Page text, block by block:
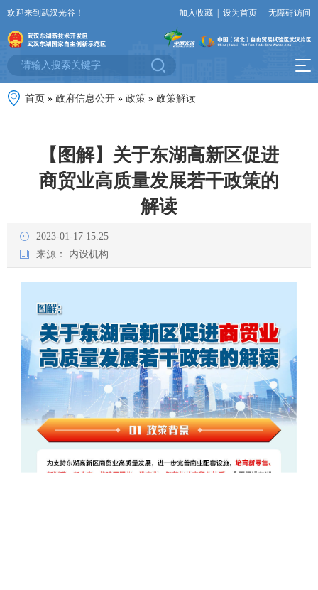
欢迎来到武汉光谷！ 加入收藏 设为首页 无障碍访问
首页 » 政府信息公开 » 政策 » 政策解读
【图解】关于东湖高新区促进
商贸业高质量发展若干政策的
解读
2023-01-17 15:25
来源： 内设机构